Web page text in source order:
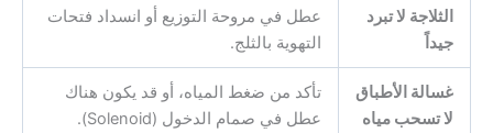
الثلاجة لا تبرد
جيداً
عطل في مروحة التوزيع أو انسداد فتحات
التهوية بالثلج.
غسالة الأطباق
لا تسحب مياه
تأكد من ضغط المياه، أو قد يكون هناك
عطل في صمام الدخول (Solenoid).